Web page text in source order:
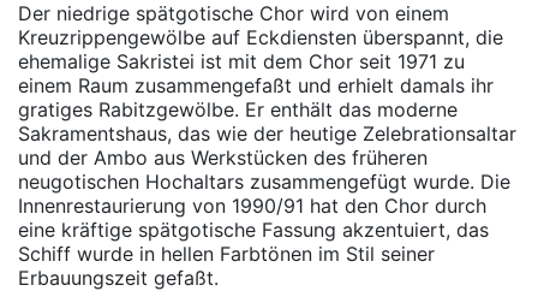
Der niedrige spätgotische Chor wird von einem
Kreuzrippengewölbe auf Eckdiensten überspannt, die
ehemalige Sakristei ist mit dem Chor seit 1971 zu
einem Raum zusammengefaßt und erhielt damals ihr
gratiges Rabitzgewölbe. Er enthält das moderne
Sakramentshaus, das wie der heutige Zelebrationsaltar
und der Ambo aus Werkstücken des früheren
neugotischen Hochaltars zusammengefügt wurde. Die
Innenrestaurierung von 1990/91 hat den Chor durch
eine kräftige spätgotische Fassung akzentuiert, das
Schiff wurde in hellen Farbtönen im Stil seiner
Erbauungszeit gefaßt.